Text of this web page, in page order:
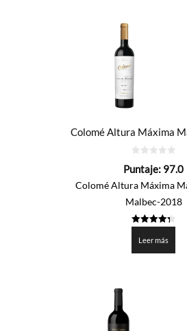
Colomé Altura Máxima
de
Puntaje: 97.0
Colomé Altura Máxima
Malbec-2018
de 5
Leer más